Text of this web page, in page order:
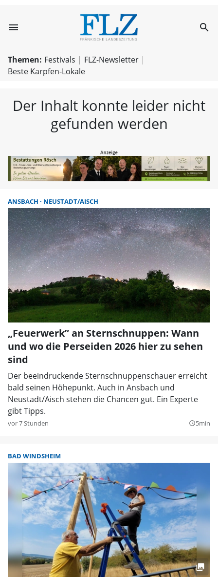
menu FLZ – search
Themen: Festivals
FLZ-Newsletter
Beste Karpfen-Lokale
Der Inhalt konnte leider nicht
gefunden werden
ANSBACH NEUSTADT/AISCH
„Feuerwerk” an Sternschnuppen: Wann
und wo die Perseiden 2026 hier zu sehen
sind
Der beeindruckende Sternschnuppenschauer erreicht
bald seinen Höhepunkt. Auch in Ansbach und
Neustadt/Aisch stehen die Chancen gut. Ein Experte
gibt Tipps.
vor 7 Stunden query_builder5min
BAD WINDSHEIM